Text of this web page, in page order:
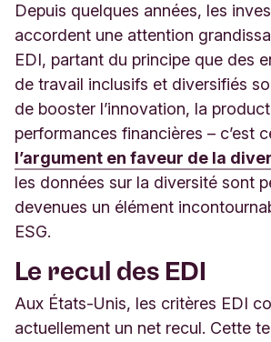
Depuis quelques années, les
accordent une attention
EDI, partant du principe que des
de travail inclusifs et diversifiés
de booster l’innovation, la
performances financières – c’est
l’argument en faveur de la
les données sur la diversité sont
devenues un élément
ESG.
Le recul des EDI
Aux États-Unis, les critères EDI
actuellement un net recul. Cette